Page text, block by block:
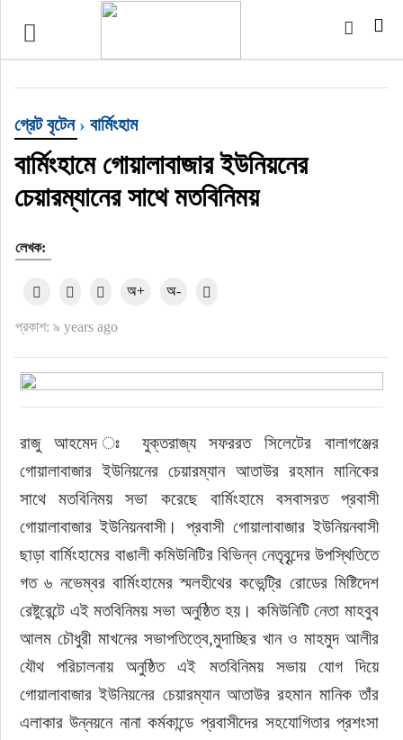
টপ নিউজ
ইন্টারন্যাশনাল
সিলেট বিভাগ
স্পোর্টস
মার্কিন যুক্তরাষ্ট্র
নিউইয়র্ক
ইউরোপ
জাতীয়
সময়ের প্রলাপ
গ্রেট বৃটেন› বার্মিংহাম
বার্মিংহামে গোয়ালাবাজার ইউনিয়নের
চেয়ারম্যানের সাথে মতবিনিময়
লেখক:
প্রকাশ: ৯ years ago
অ+ অ-
রাজু আহমেদ ঃ যুক্তরাজ্য সফররত সিলেটের বালাগঞ্জের
গোয়ালাবাজার ইউনিয়নের চেয়ারম্যান আতাউর রহমান মানিকের
সাথে মতবিনিময় সভা করেছে বার্মিংহামে বসবাসরত প্রবাসী
গোয়ালাবাজার ইউনিয়নবাসী। প্রবাসী গোয়ালাবাজার ইউনিয়নবাসী
ছাড়া বার্মিংহামের বাঙালী কমিউনিটির বিভিন্ন নেতৃবৃন্দের উপস্থিতিতে
গত ৬ নভেম্বর বার্মিংহামের স্মলহীথের কভেন্ট্রি রোডের মিষ্টিদেশ
রেষ্টুরেন্টে এই মতবিনিময় সভা অনুষ্ঠিত হয়। কমিউনিটি নেতা মাহবুব
আলম চৌধুরী মাখনের সভাপতিত্বে,মুদাচ্ছির খান ও মাহমুদ আলীর
যৌথ পরিচালনায় অনুষ্ঠিত এই মতবিনিময় সভায় যোগ দিয়ে
গোয়ালাবাজার ইউনিয়নের চেয়ারম্যান আতাউর রহমান মানিক তাঁর
এলাকার উন্নয়নে নানা কর্মকান্ডে প্রবাসীদের সহযোগিতার প্রশংসা